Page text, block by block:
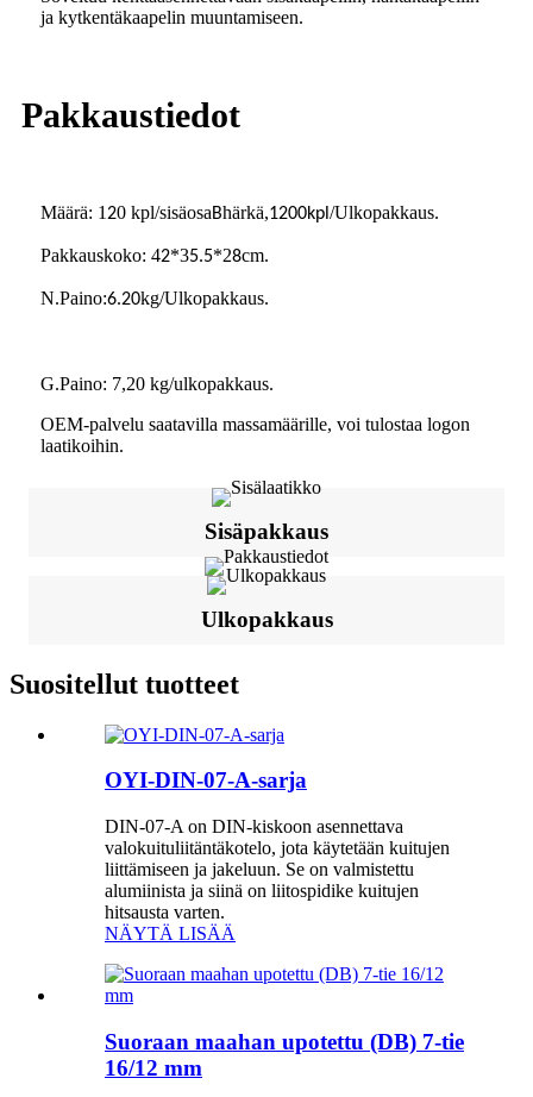
ja kytkentäkaapelin muuntamiseen.
Pakkaustiedot
Määrä: 120 kpl/sisäosaBhärkä,1200kpl /Ulkopakkaus.
Pakkauskoko: 42*35.5*28cm.
N.Paino:6.20kg/Ulkopakkaus.
G.Paino: 7,20 kg/ulkopakkaus.
OEM-palvelu saatavilla massamäärille, voi tulostaa logon
laatikoihin.
Sisäpakkaus
Ulkopakkaus
Suositellut tuotteet
OYI-DIN-07-A-sarja
DIN-07-A on DIN-kiskoon asennettava
valokuituliitäntäkotelo, jota käytetään kuitujen
liittämiseen ja jakeluun. Se on valmistettu
alumiinista ja siinä on liitospidike kuitujen
hitsausta varten.
NÄYTÄ LISÄÄ
Suoraan maahan upotettu (DB) 7-tie
16/12 mm